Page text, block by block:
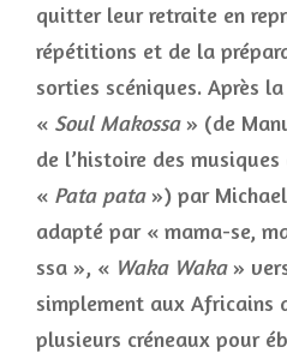
quitter leur retraite en
répétitions et de la
sorties scéniques. Après
« Soul Makossa» (de
de l’histoire des
« Pata pata») par
adapté par « mama-se,
ssa », « Waka Waka»
simplement aux Africains
plusieurs créneaux pour